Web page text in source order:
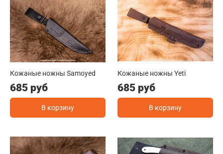
Кожаные ножны Samoyed
685 руб
В корзину
Кожаные ножны Yeti
685 руб
В корзину